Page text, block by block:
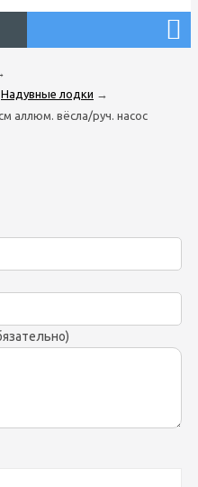
Надувные лодки →
аллюм. вёсла/руч. насос